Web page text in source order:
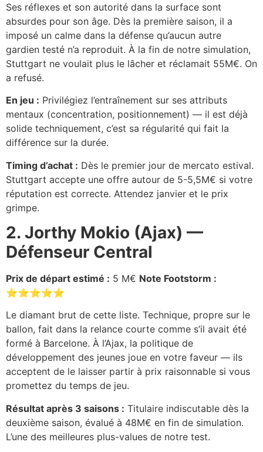
Ses réflexes et son autorité dans la surface sont
absurdes pour son âge. Dès la première saison, il a
imposé un calme dans la défense qu’aucun autre
gardien testé n’a reproduit. À la fin de notre simulation,
Stuttgart ne voulait plus le lâcher et réclamait 55M€. On
a refusé.
En jeu : Privilégiez l’entraînement sur ses attributs
mentaux (concentration, positionnement) — il est déjà
solide techniquement, c’est sa régularité qui fait la
différence sur la durée.
Timing d’achat : Dès le premier jour de mercato estival.
Stuttgart accepte une offre autour de 5-5,5M€ si votre
réputation est correcte. Attendez janvier et le prix
grimpe.
2. Jorthy Mokio (Ajax) —
Défenseur Central
Prix de départ estimé : 5 M€ Note Footstorm :
⭐⭐⭐⭐⭐
Le diamant brut de cette liste. Technique, propre sur le
ballon, fait dans la relance courte comme s’il avait été
formé à Barcelone. À l’Ajax, la politique de
développement des jeunes joue en votre faveur — ils
acceptent de le laisser partir à prix raisonnable si vous
promettez du temps de jeu.
Résultat après 3 saisons : Titulaire indiscutable dès la
deuxième saison, évalué à 48M€ en fin de simulation.
L’une des meilleures plus-values de notre test.